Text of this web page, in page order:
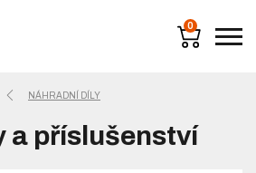
0
NÁHRADNÍ DÍLY
a příslušenství